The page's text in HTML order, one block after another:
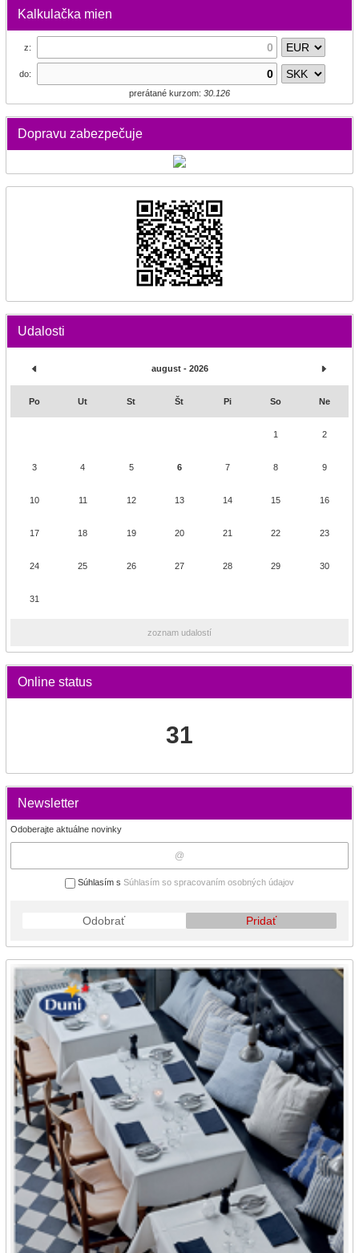
Kalkulačka mien
z:
do:
prerátané kurzom: 30.126
Dopravu zabezpečuje
Udalosti
august - 2026
Po Ut St Št Pi So Ne
1 2
3 4 5 6 7 8 9
10 11 12 13 14 15 16
17 18 19 20 21 22 23
24 25 26 27 28 29 30
31
zoznam udalostí
Online status
31
Newsletter
Odoberajte aktuálne novinky
Súhlasím s Súhlasím so spracovaním osobných údajov
Odobrať Pridať